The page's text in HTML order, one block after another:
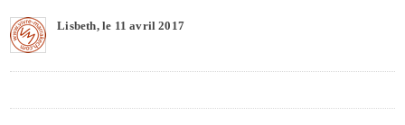
Lisbeth, le 11 avril 2017